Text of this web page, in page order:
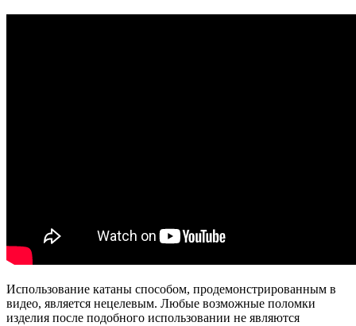
Использование катаны способом, продемонстрированным в
видео, является нецелевым. Любые возможные поломки
изделия после подобного использовании не являются